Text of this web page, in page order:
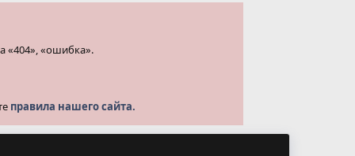
«404», «ошибка».
правила нашего сайта.